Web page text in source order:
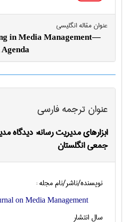
عنوان مقاله انگليسی
in Media Management—
عنوان ترجمه فارسی
ابزارهای مدیریت رسانه: دیدگاه
جمعی انگلستان
نویسنده/ناشر/نام مجله :
on Media Management
سال انتشار